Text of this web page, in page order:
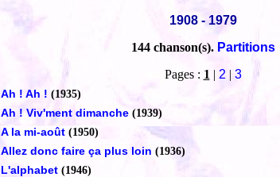
1908 - 1979
144 chanson(s). Partitions
Pages : 1 | 2 | 3
Ah ! Ah ! (1935)
Ah ! Viv'ment dimanche (1939)
A la mi-août (1950)
Allez donc faire ça plus loin (1936)
L'alphabet (1946)